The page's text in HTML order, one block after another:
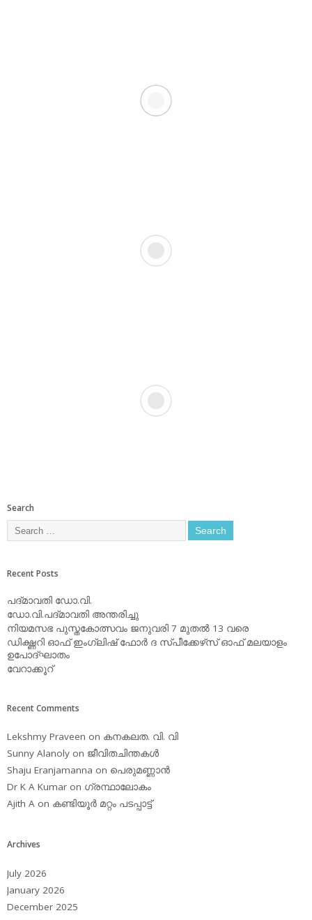
Search
Recent Posts
പദ്മാവതി ഡോ.വി.
ഡോ.വി.പദ്മാവതി അന്തരിച്ചു
നിയമസഭ പുസ്തകോത്സവം ജനുവരി 7 മുതല്‍ 13 വരെ
ഡിക്ഷ്ണറി ഓഫ് ഇംഗ്ലിഷ് ഫോര്‍ ദ സ്പീക്കേഴ്‌സ് ഓഫ് മലയാളം
ഉപോദ്ഘാതം
വേറാക്കൂറ്
Recent Comments
Lekshmy Praveen on കനകലത. വി. വി
Sunny Alanoly on ജീവിതചിന്തകള്‍
Shaju Eranjamanna on പെരുമണ്ണാന്‍
Dr K A Kumar on ഗ്രന്ഥാലോകം
Ajith A on കണ്ടിയൂര്‍ മറ്റം പടപ്പാട്ട്‌
Archives
July 2026
January 2026
December 2025